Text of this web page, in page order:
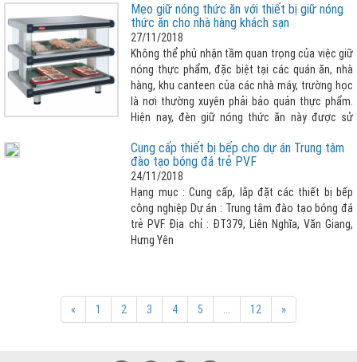
lớn thì đèn giữ nóng thức ăn là lựa chọn tuyệt
vời nhất cho nhà hàng khách sạn của bạn.
Mẹo giữ nóng thức ăn với thiết bị giữ nóng
thức ăn cho nhà hàng khách sạn
27/11/2018
Không thể phủ nhận tầm quan trọng của việc giữ
nóng thực phẩm, đặc biệt tại các quán ăn, nhà
hàng, khu canteen của các nhà máy, trường học
là nơi thường xuyên phải bảo quản thực phẩm.
Hiện nay, đèn giữ nóng thức ăn này được sử
gì là đáng ngạc nhiên bởi thiết bị giữ nóng thức
ăn có nhiều ưu điểm nổi bật như: Đều được làm
từ inox cao cấp, không gỉ sét, có thiết kế phù
hợp với nhu cầu sử dụng, thiết bị được bảo ôn
chống thoát nhiệt, giúp tiết kiệm điện tối đa,
thuận tiện cho quá trình sử dụng, điều chỉnh
nhiệt độ theo ý muốn và cảm biết chống quá
Cung cấp thiết bị bếp cho dự án Trung tâm
đào tạo bóng đá trẻ PVF
24/11/2018
Hạng mục : Cung cấp, lắp đặt các thiết bị bếp
công nghiệp Dự án : Trung tâm đào tạo bóng đá
trẻ PVF Địa chỉ : ĐT379, Liên Nghĩa, Văn Giang,
Hưng Yên
« 1 2 3 4 5 ... 12 »